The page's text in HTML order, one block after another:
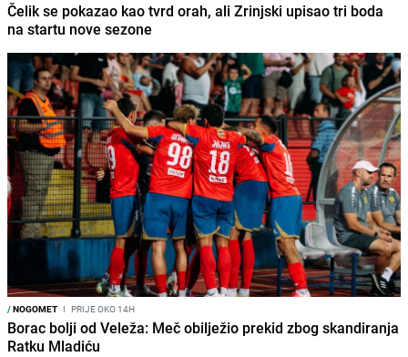
Čelik se pokazao kao tvrd orah, ali Zrinjski upisao tri boda
na startu nove sezone
/NOGOMET I PRIJE OKO 14H
Borac bolji od Veleža: Meč obilježio prekid zbog skandiranja
Ratku Mladiću